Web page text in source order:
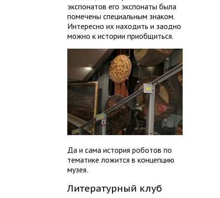
экспонатов его экспонаты была
помечены специальным знаком.
Интересно их находить и заодно
можно к истории приобщиться.
Да и сама история роботов по
тематике ложится в концепцию
музея.
Литературный клуб